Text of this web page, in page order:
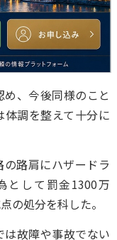
、今後同様のこと
調を整えて十分に
路肩にハザードラ
として罰金1300万
の処分を科した。
故障や事故でない